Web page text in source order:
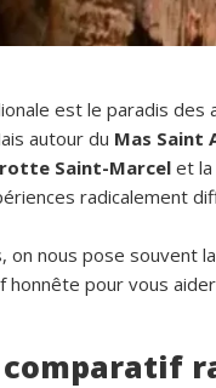
est le paradis
autour du Mas Saint
Saint-Marcel et la
radicalement
on nous pose souvent
pour vous